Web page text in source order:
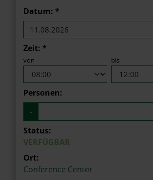
Datum: *
Zeit: *
von bis
Personen:
-
Status:
VERFÜGBAR
Ort:
Conference Center